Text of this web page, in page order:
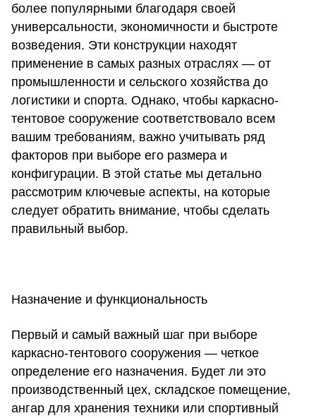
более популярными благодаря своей
универсальности, экономичности и быстроте
возведения. Эти конструкции находят
применение в самых разных отраслях — от
промышленности и сельского хозяйства до
логистики и спорта. Однако, чтобы каркасно-
тентовое сооружение соответствовало всем
вашим требованиям, важно учитывать ряд
факторов при выборе его размера и
конфигурации. В этой статье мы детально
рассмотрим ключевые аспекты, на которые
следует обратить внимание, чтобы сделать
правильный выбор.
Назначение и функциональность
Первый и самый важный шаг при выборе
каркасно-тентового сооружения — четкое
определение его назначения. Будет ли это
производственный цех, складское помещение,
ангар для хранения техники или спортивный